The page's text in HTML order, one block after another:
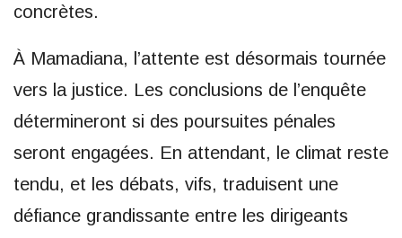
concrètes.
À Mamadiana, l’attente est désormais tournée
vers la justice. Les conclusions de l’enquête
détermineront si des poursuites pénales
seront engagées. En attendant, le climat reste
tendu, et les débats, vifs, traduisent une
défiance grandissante entre les dirigeants